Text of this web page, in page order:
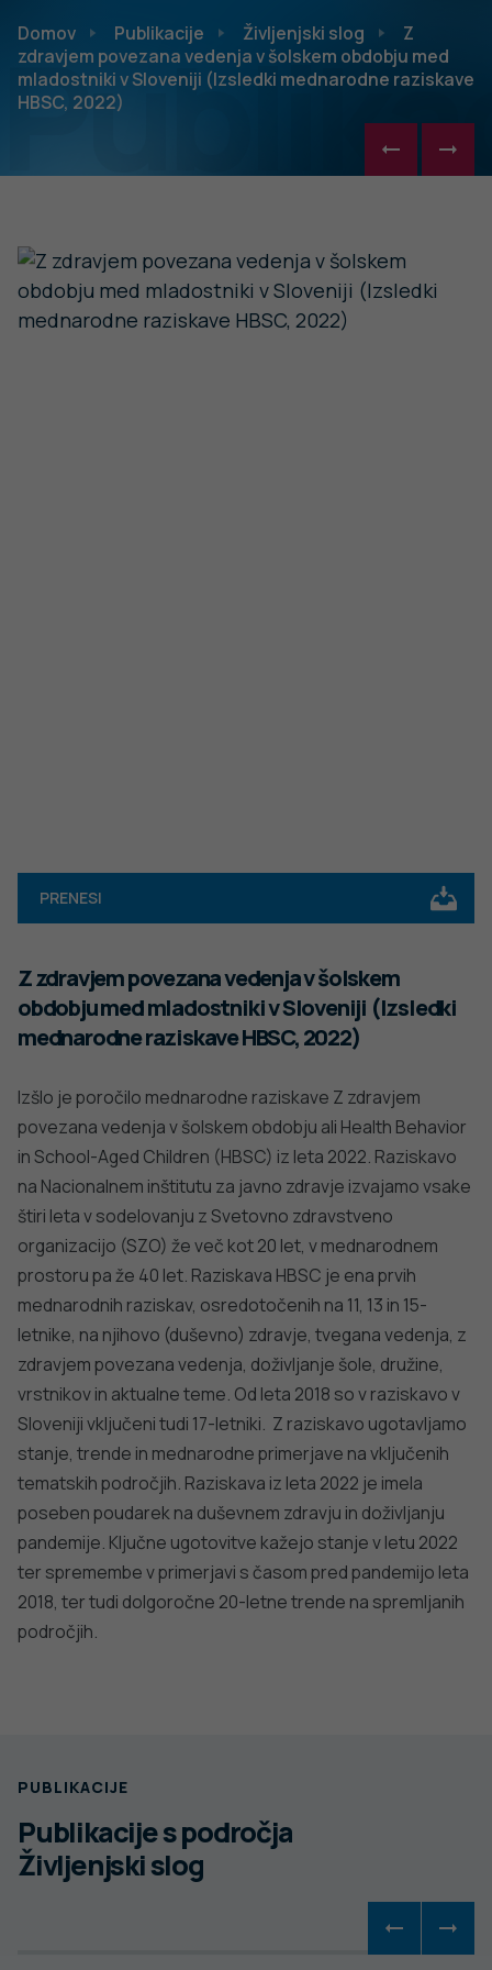
Domov Publikacije Življenjski slog
Z
zdravjem povezana vedenja v šolskem obdobju med
mladostniki v Sloveniji (Izsledki mednarodne raziskave
HBSC, 2022)
PRENESI
Z zdravjem povezana vedenja v šolskem
obdobju med mladostniki v Sloveniji (Izsledki
mednarodne raziskave HBSC, 2022)
Izšlo je poročilo mednarodne raziskave Z zdravjem
povezana vedenja v šolskem obdobju ali Health Behavior
in School-Aged Children (HBSC) iz leta 2022. Raziskavo
na Nacionalnem inštitutu za javno zdravje izvajamo vsake
štiri leta v sodelovanju z Svetovno zdravstveno
organizacijo (SZO) že več kot 20 let, v mednarodnem
prostoru pa že 40 let. Raziskava HBSC je ena prvih
mednarodnih raziskav, osredotočenih na 11, 13 in 15-
letnike, na njihovo (duševno) zdravje, tvegana vedenja, z
zdravjem povezana vedenja, doživljanje šole, družine,
vrstnikov in aktualne teme. Od leta 2018 so v raziskavo v
Sloveniji vključeni tudi 17-letniki. Z raziskavo ugotavljamo
stanje, trende in mednarodne primerjave na vključenih
tematskih področjih. Raziskava iz leta 2022 je imela
poseben poudarek na duševnem zdravju in doživljanju
pandemije. Ključne ugotovitve kažejo stanje v letu 2022
ter spremembe v primerjavi s časom pred pandemijo leta
2018, ter tudi dolgoročne 20-letne trende na spremljanih
področjih.
PUBLIKACIJE
Publikacije s področja
Življenjski slog